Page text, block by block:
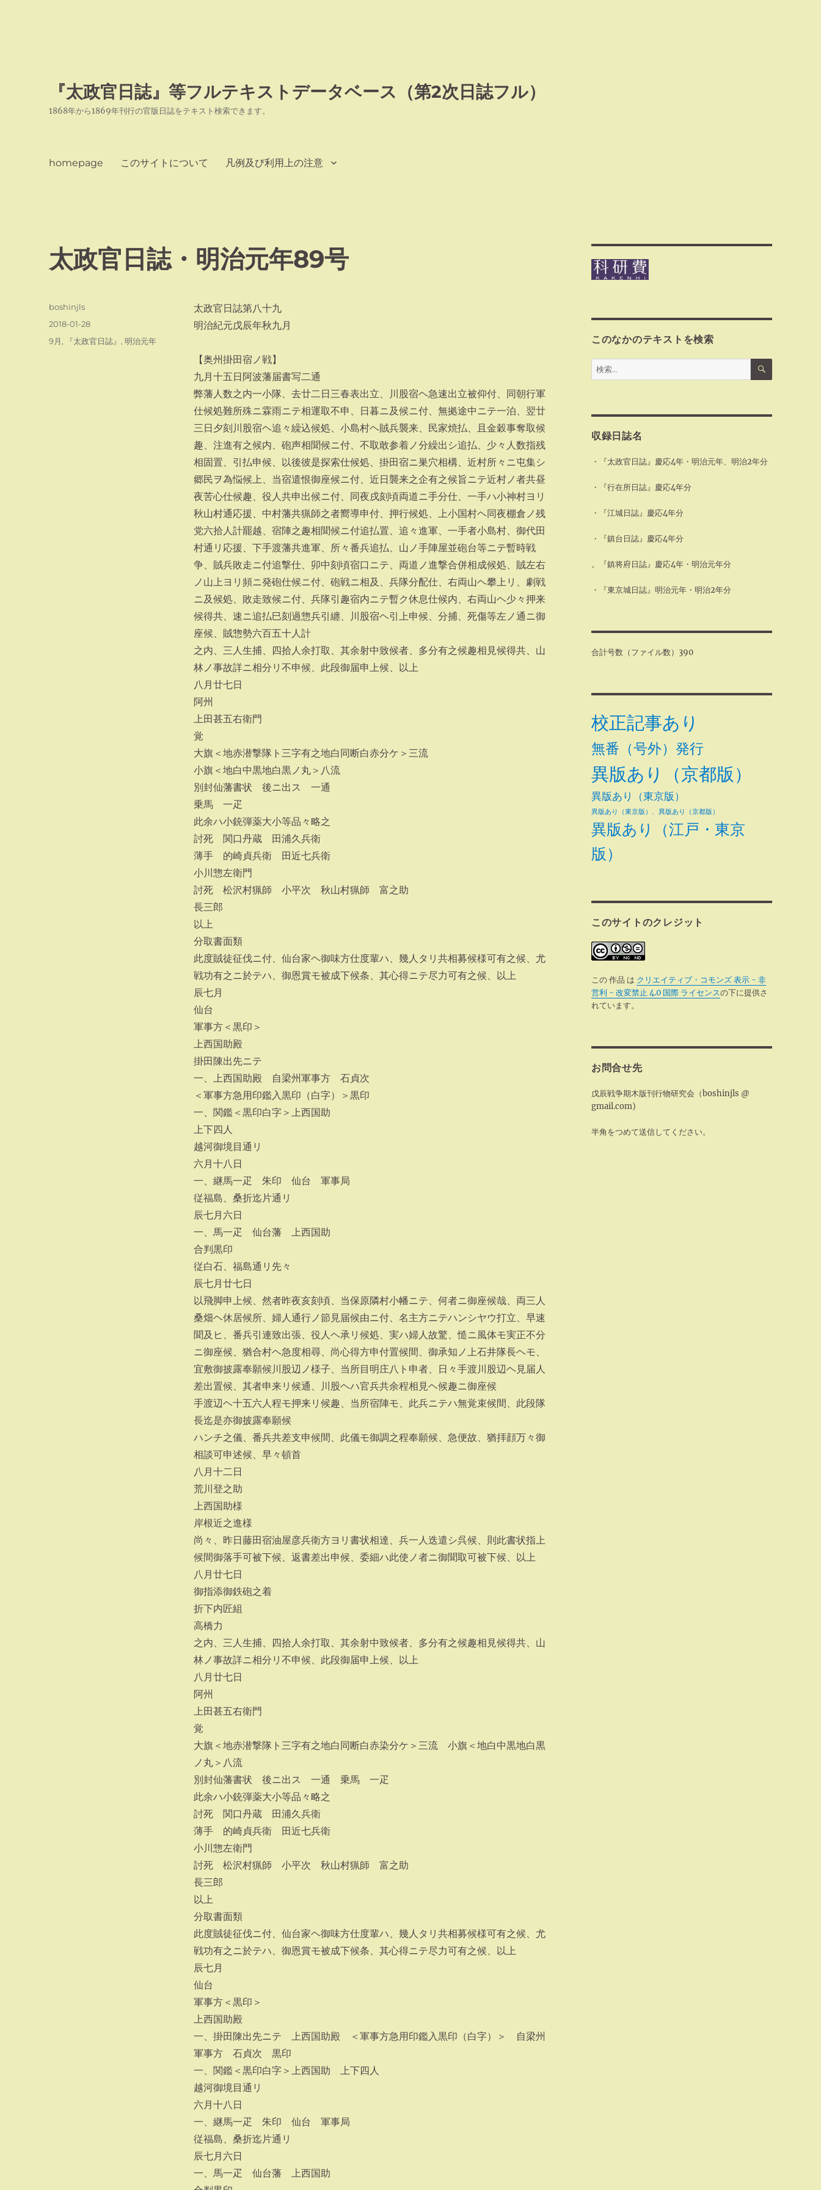
『太政官日誌』等フルテキストデータベース（第2次日誌フル）
1868年から1869年刊行の官版日誌をテキスト検索できます。
homepage このサイトについて 凡例及び利用上の注意
太政官日誌・明治元年89号
太政官日誌第八十九
明治紀元戊辰年秋九月
【奥州掛田宿ノ戦】
九月十五日阿波藩届書写二通
弊藩人数之内一小隊、去廿二日三春表出立、川股宿ヘ急速出立被仰付、同朝行軍
仕候処難所殊ニ霖雨ニテ相運取不申、日暮ニ及候ニ付、無拠途中ニテ一泊、翌廿
三日夕刻川股宿ヘ追々繰込候処、小島村ヘ賊兵襲来、民家焼払、且金穀事奪取候
趣、注進有之候内、砲声相聞候ニ付、不取敢参着ノ分繰出シ追払、少々人数指残
相固置、引払申候、以後彼是探索仕候処、掛田宿ニ巣穴相構、近村所々ニ屯集シ
郷民ヲ為悩候上、当宿遣恨御座候ニ付、近日襲来之企有之候旨ニテ近村ノ者共昼
夜苦心仕候趣、役人共申出候ニ付、同夜戌刻頃両道ニ手分仕、一手ハ小神村ヨリ
秋山村通応援、中村藩共猟師之者嚮導申付、押行候処、上小国村ヘ同夜棚倉ノ残
党六拾人計罷越、宿陣之趣相聞候ニ付追払置、追々進軍、一手者小島村、御代田
村通リ応援、下手渡藩共進軍、所々番兵追払、山ノ手陣屋並砲台等ニテ暫時戦
争、賊兵敗走ニ付追撃仕、卯中刻頃宿口ニテ、両道ノ進撃合併相成候処、賊左右
ノ山上ヨリ頻ニ発砲仕候ニ付、砲戦ニ相及、兵隊分配仕、右両山ヘ攀上リ、劇戦
ニ及候処、敗走致候ニ付、兵隊引趣宿内ニテ暫ク休息仕候内、右両山ヘ少々押来
候得共、速ニ追払巳刻過惣兵引纏、川股宿ヘ引上申候、分捕、死傷等左ノ通ニ御
座候、賊惣勢六百五十人計
之内、三人生捕、四拾人余打取、其余射中致候者、多分有之候趣相見候得共、山
林ノ事故詳ニ相分リ不申候、此段御届申上候、以上
八月廿七日
阿州
上田甚五右衛門
覚
大旗＜地赤潜撃隊ト三字有之地白同断白赤分ケ＞三流
小旗＜地白中黒地白黒ノ丸＞八流
別封仙藩書状 後ニ出ス 一通
乗馬 一疋
此余ハ小銃弾薬大小等品々略之
討死 関口丹蔵 田浦久兵衛
薄手 的崎貞兵衛 田近七兵衛
小川惣左衛門
討死 松沢村猟師 小平次 秋山村猟師 富之助
長三郎
以上
分取書面類
此度賊徒征伐ニ付、仙台家ヘ御味方仕度輩ハ、幾人タリ共相募候様可有之候、尤
戦功有之ニ於テハ、御恩賞モ被成下候条、其心得ニテ尽力可有之候、以上
辰七月
仙台
軍事方＜黒印＞
上西国助殿
掛田陳出先ニテ
一、上西国助殿 自梁州軍事方 石貞次
＜軍事方急用印鑑入黒印（白字）＞黒印
一、関鑑＜黒印白字＞上西国助
上下四人
越河御境目通リ
六月十八日
一、継馬一疋 朱印 仙台 軍事局
従福島、桑折迄片通リ
辰七月六日
一、馬一疋 仙台藩 上西国助
合判黒印
従白石、福島通リ先々
辰七月廿七日
以飛脚申上候、然者昨夜亥刻頃、当保原隣村小幡ニテ、何者ニ御座候哉、両三人
桑畑ヘ休居候所、婦人通行ノ節見届候由ニ付、名主方ニテハンシヤウ打立、早速
聞及ヒ、番兵引連致出張、役人ヘ承リ候処、実ハ婦人故驚、慥ニ風体モ実正不分
ニ御座候、猶合村ヘ急度相尋、尚心得方申付置候間、御承知ノ上石井隊長ヘモ、
宜敷御披露奉願候川股辺ノ様子、当所目明庄八ト申者、日々手渡川股辺ヘ見届人
差出置候、其者申来リ候通、川股ヘハ官兵共余程相見ヘ候趣ニ御座候
手渡辺ヘ十五六人程モ押来リ候趣、当所宿陣モ、此兵ニテハ無覚束候間、此段隊
長迄是亦御披露奉願候
ハンチ之儀、番兵共差支申候間、此儀モ御調之程奉願候、急便故、猶拝顔万々御
相談可申述候、早々頓首
八月十二日
荒川登之助
上西国助様
岸根近之進様
尚々、昨日藤田宿油屋彦兵衛方ヨリ書状相達、兵一人迭遣シ呉候、則此書状指上
候間御落手可被下候、返書差出申候、委細ハ此使ノ者ニ御聞取可被下候、以上
八月廿七日
御指添御鉄砲之着
折下内匠組
高橋力
之内、三人生捕、四拾人余打取、其余射中致候者、多分有之候趣相見候得共、山
林ノ事故詳ニ相分リ不申候、此段御届申上候、以上
八月廿七日
阿州
上田甚五右衛門
覚
大旗＜地赤潜撃隊ト三字有之地白同断白赤染分ケ＞三流 小旗＜地白中黒地白黒
ノ丸＞八流
別封仙藩書状 後ニ出ス 一通 乗馬 一疋
此余ハ小銃弾薬大小等品々略之
討死 関口丹蔵 田浦久兵衛
薄手 的崎貞兵衛 田近七兵衛
小川惣左衛門
討死 松沢村猟師 小平次 秋山村猟師 富之助
長三郎
以上
分取書面類
此度賊徒征伐ニ付、仙台家ヘ御味方仕度輩ハ、幾人タリ共相募候様可有之候、尤
戦功有之ニ於テハ、御恩賞モ被成下候条、其心得ニテ尽力可有之候、以上
辰七月
仙台
軍事方＜黒印＞
上西国助殿
一、掛田陳出先ニテ 上西国助殿 ＜軍事方急用印鑑入黒印（白字）＞ 自梁州
軍事方 石貞次 黒印
一、関鑑＜黒印白字＞上西国助 上下四人
越河御境目通リ
六月十八日
一、継馬一疋 朱印 仙台 軍事局
従福島、桑折迄片通リ
辰七月六日
一、馬一疋 仙台藩 上西国助
投
boshinjls
投
稿
2018-01-28
カ
9月 , 『太政官日誌』 , 明治元年 このなかのテキストを検索
検
索:
検
収録日誌名
・『太政官日誌』慶応4年・明治元年、明治2年分
・『行在所日誌』慶応4年分
・『江城日誌』慶応4年分
・『鎮台日誌』慶応4年分
。『鎮将府日誌』慶応4年・明治元年分
・『東京城日誌』明治元年・明治2年分
合計号数（ファイル数）390
校正記事あり
無番（号外）発行
異版あり（京都版）
異版あり（東京版）
異版あり（東京版）、異版あり（京都版）
異版あり（江戸・東京
版）
このサイトのクレジット
この 作品 は クリエイティブ・コモンズ 表示 - 非
営利 - 改変禁止 4.0 国際 ライセンスの下に提供さ
れています。
お問合せ先
戊辰戦争期木版刊行物研究会（boshinjls @
gmail.com)
半角をつめて送信してください。